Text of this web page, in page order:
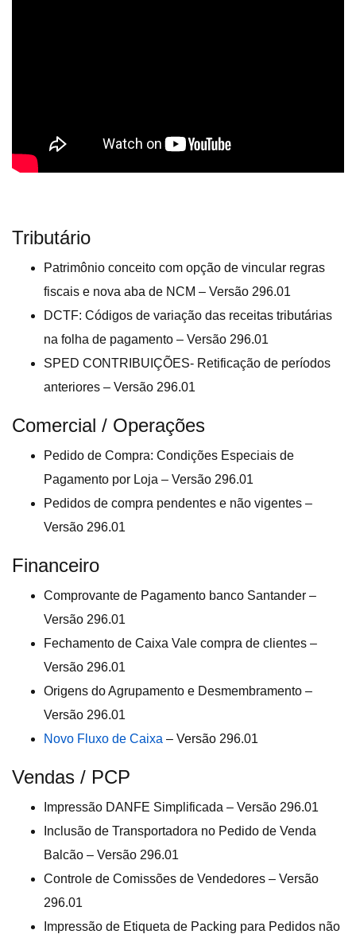
Tributário
Patrimônio conceito com opção de vincular regras
fiscais e nova aba de NCM – Versão 296.01
DCTF: Códigos de variação das receitas tributárias
na folha de pagamento – Versão 296.01
SPED CONTRIBUIÇÕES- Retificação de períodos
anteriores – Versão 296.01
Comercial / Operações
Pedido de Compra: Condições Especiais de
Pagamento por Loja – Versão 296.01
Pedidos de compra pendentes e não vigentes –
Versão 296.01
Financeiro
Comprovante de Pagamento banco Santander –
Versão 296.01
Fechamento de Caixa Vale compra de clientes –
Versão 296.01
Origens do Agrupamento e Desmembramento –
Versão 296.01
Novo Fluxo de Caixa – Versão 296.01
Vendas / PCP
Impressão DANFE Simplificada – Versão 296.01
Inclusão de Transportadora no Pedido de Venda
Balcão – Versão 296.01
Controle de Comissões de Vendedores – Versão
296.01
Impressão de Etiqueta de Packing para Pedidos não